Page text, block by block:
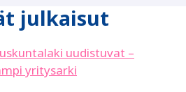
julkaisut
uudistuvat –
yritysarki